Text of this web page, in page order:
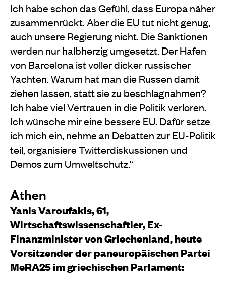
Ich habe schon das Gefühl, dass Europa näher
zusammenrückt. Aber die EU tut nicht genug,
auch unsere Regierung nicht. Die Sanktionen
werden nur halbherzig umgesetzt. Der Hafen
von Barcelona ist voller dicker russischer
Yachten. Warum hat man die Russen damit
ziehen lassen, statt sie zu beschlagnahmen?
Ich habe viel Vertrauen in die Politik verloren.
Ich wünsche mir eine bessere EU. Dafür setze
ich mich ein, nehme an Debatten zur EU-Politik
teil, organisiere Twitterdiskussionen und
Demos zum Umweltschutz.“
Athen
Yanis Varoufakis, 61,
Wirtschaftswissenschaftler, Ex-
Finanzminister von Griechenland, heute
Vorsitzender der paneuropäischen Partei
MeRA25im griechischen Parlament: